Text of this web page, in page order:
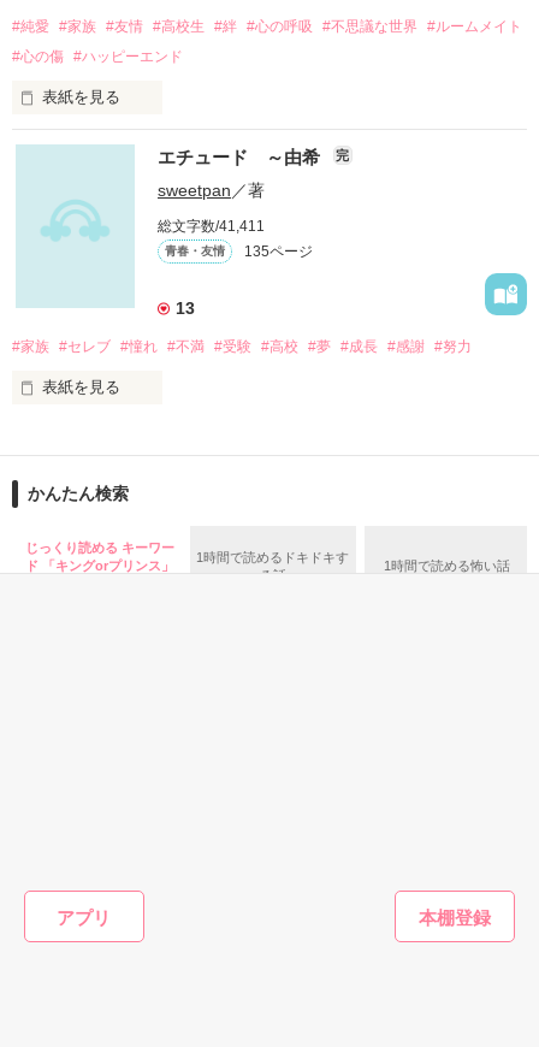
アプリ
#純愛 #家族 #友情 #高校生 #絆 #心の呼吸 #不思議な世界
#ルームメイト
#心の傷 #ハッピーエンド
表紙を見る
ここは。
現実の世界ではない。
それならば……？
南瀬彩珠（みなせ あじゅ）
エチュード ～由希 完
sweetpan ／著
総文字数/41,411
青春・友情 135ページ
13
#家族 #セレブ #憧れ #不満 #受験 #高校 #夢 #成長 #感謝 #努力
表紙を見る
何故、全然違う生活をしているのか。
疑問と不満を勉強にぶつける日々。
かんたん検索
じっくり読める キーワー
ド 「キングorプリンス」
1時間で読めるドキドキす
る話
1時間で読める怖い話
甘沢林檎／著
江本マシメサ／著
異世界
いました
りわ あ